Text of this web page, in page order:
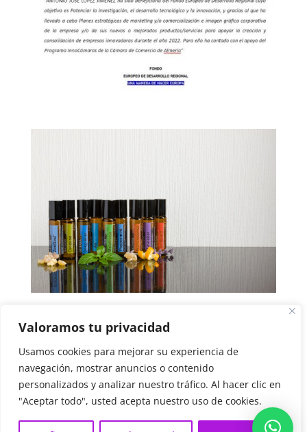
Valoramos tu privacidad
Usamos cookies para mejorar su experiencia de
navegación, mostrar anuncios o contenido
personalizados y analizar nuestro tráfico. Al hacer clic en
"Aceptar todo", usted acepta nuestro uso de cookies.
Política de Cookies
Aviso Legal
Política de Privacidad